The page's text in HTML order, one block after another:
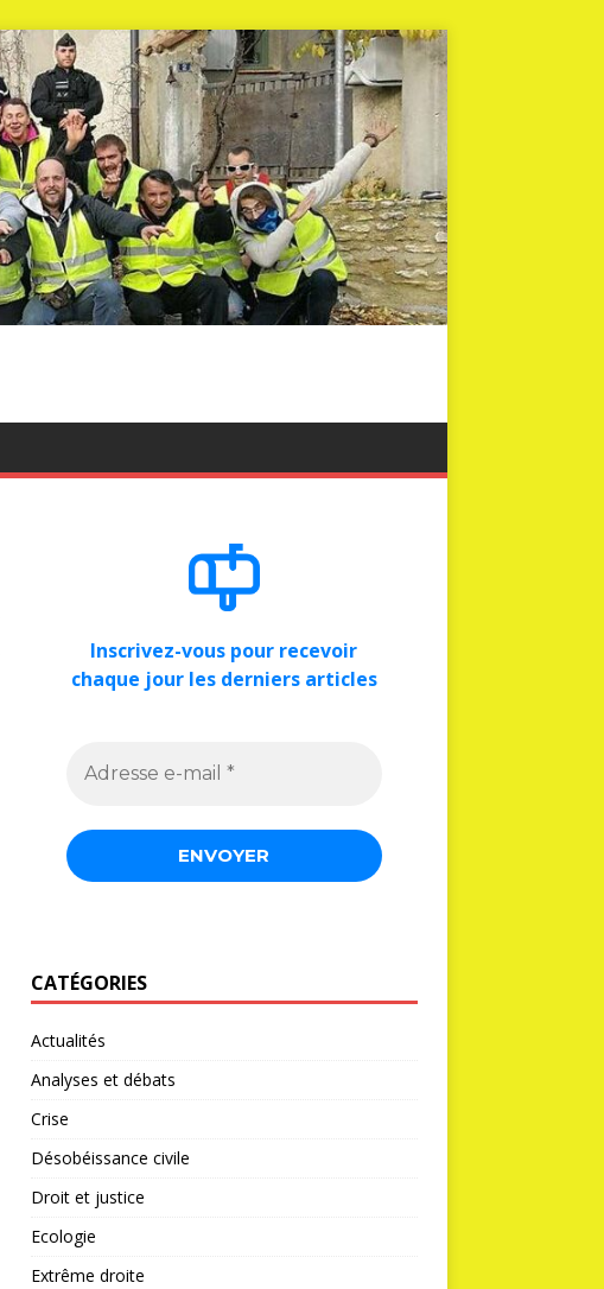
Inscrivez-vous pour recevoir
chaque jour les derniers articles
CATÉGORIES
Actualités
Analyses et débats
Crise
Désobéissance civile
Droit et justice
Ecologie
Extrême droite